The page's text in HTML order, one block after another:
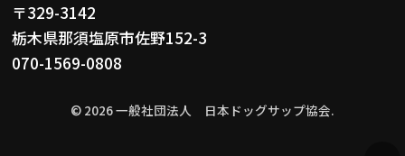
〒329-3142
栃木県那須塩原市佐野152-3
070-1569-0808
© 2026 一般社団法人 日本ドッグサップ協会.